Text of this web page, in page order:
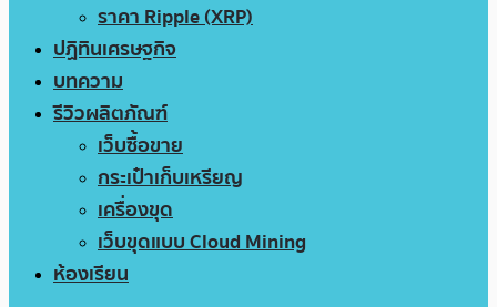
ราคา Ripple (XRP)
ปฏิทินเศรษฐกิจ
บทความ
รีวิวผลิตภัณฑ์
เว็บซื้อขาย
กระเป๋าเก็บเหรียญ
เครื่องขุด
เว็บขุดแบบ Cloud Mining
ห้องเรียน